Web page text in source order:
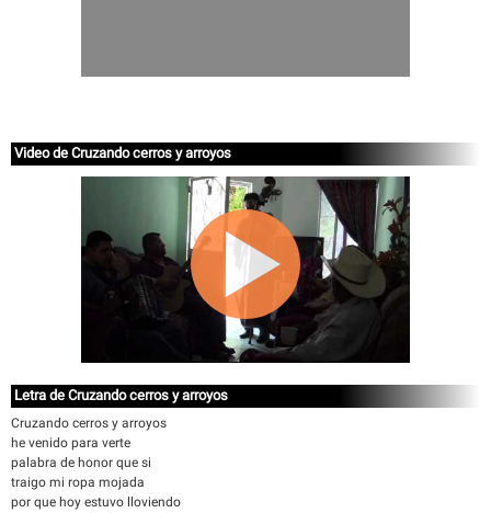
Video de Cruzando cerros y arroyos
Letra de Cruzando cerros y arroyos
Cruzando cerros y arroyos
he venido para verte
palabra de honor que si
traigo mi ropa mojada
por que hoy estuvo lloviendo